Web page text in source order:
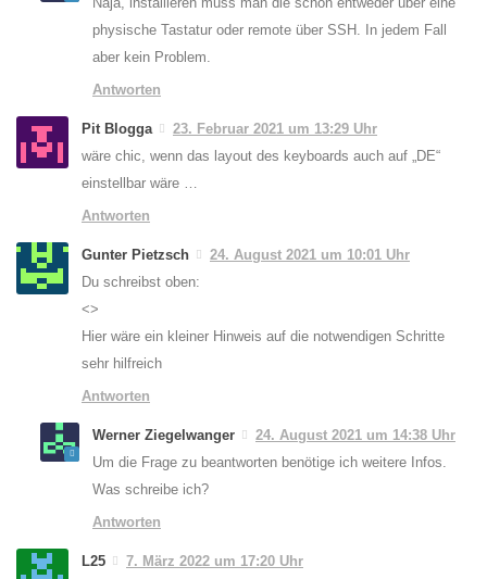
physische Tastatur oder remote über SSH. In jedem Fall
aber kein Problem.
Antworten
Pit Blogga
23. Februar 2021 um 13:29 Uhr
wäre chic, wenn das layout des keyboards auch auf „DE“
einstellbar wäre …
Antworten
Gunter Pietzsch
24. August 2021 um 10:01 Uhr
Du schreibst oben:
<>
Hier wäre ein kleiner Hinweis auf die notwendigen Schritte
sehr hilfreich
Antworten
Werner Ziegelwanger
24. August 2021 um 14:38 Uhr
Um die Frage zu beantworten benötige ich weitere Infos.
Was schreibe ich?
Antworten
L25
7. März 2022 um 17:20 Uhr